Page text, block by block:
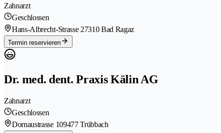
Zahnarzt
Geschlossen
Hans-Albrecht-Strasse 27310 Bad Ragaz
Termin reservieren
Dr. med. dent. Praxis Kälin AG
Zahnarzt
Geschlossen
Dornaustrasse 109477 Trübbach